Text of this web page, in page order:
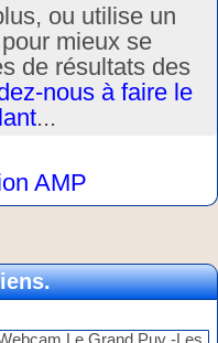
ou utilise un
mieux se
de résultats des
nous à faire le
...
AMP